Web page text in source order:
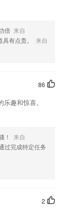
，您可以到应用
的对产品进行优
倍 来自
有点贵。
来自
86
趣和惊喜。
！
来自
过完成特定任务
2